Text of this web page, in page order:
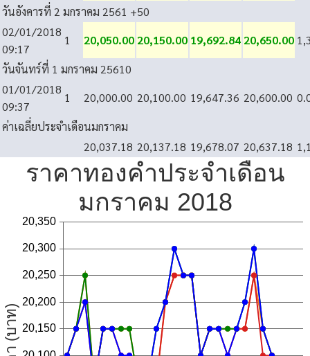
วันอังคารที่ 2 มกราคม 2561 +50
02/01/2018
09:17
1 20,050.00 20,150.00 19,692.84 20,650.00
วันจันทร์ที่ 1 มกราคม 25610
01/01/2018
09:37
1 20,000.00 20,100.00 19,647.36 20,600.00
ค่าเฉลี่ยประจำเดือนมกราคม
20,037.18 20,137.18 19,678.07 20,637.18